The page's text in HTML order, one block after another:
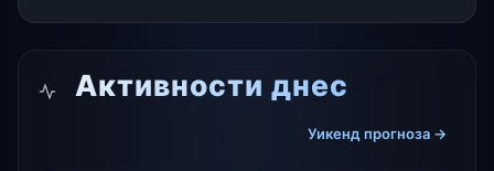
Активности днес
Уикенд прогноза →